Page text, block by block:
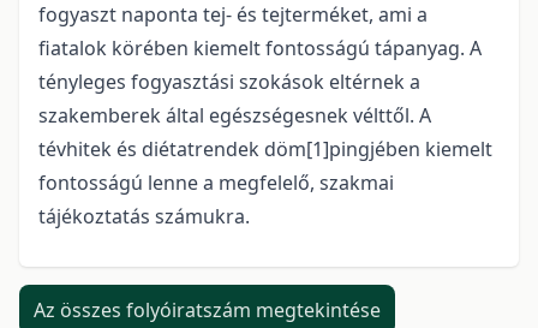
fogyaszt naponta tej- és tejterméket, ami a
fiatalok körében kiemelt fontosságú tápanyag. A
tényleges fogyasztási szokások eltérnek a
szakemberek által egészségesnek vélttől. A
tévhitek és diétatrendek döm[1]pingjében kiemelt
fontosságú lenne a megfelelő, szakmai
tájékoztatás számukra.
Az összes folyóiratszám megtekintése